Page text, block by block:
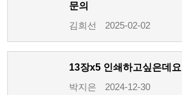
문의
김희선
2025-02-02
13장x5 인쇄하고싶은데요
박지은
2024-12-30